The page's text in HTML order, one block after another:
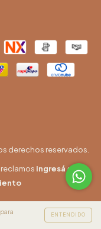
para
ENTENDIDO
derechos reservados.
ingresá acá.